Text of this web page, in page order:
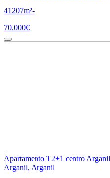
41 207m²-
70.000€
Apartamento T2+1 centro Arganil
Arganil, Arganil